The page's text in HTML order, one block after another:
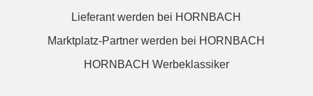
Lieferant werden bei HORNBACH
Marktplatz-Partner werden bei HORNBACH
HORNBACH Werbeklassiker